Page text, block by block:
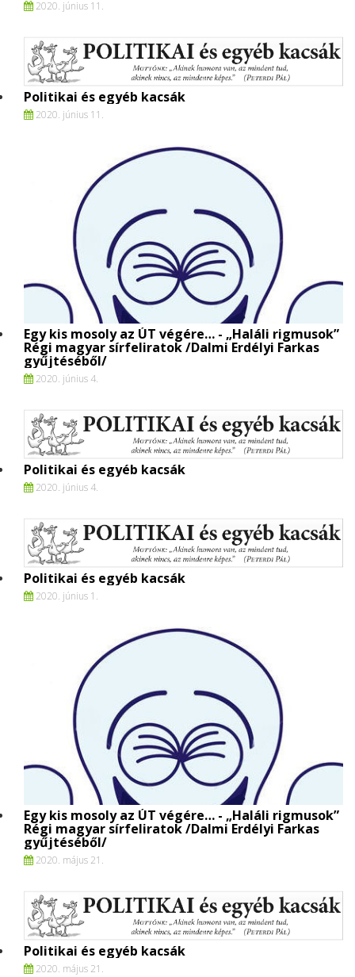
2020. június 11.
Politikai és egyéb kacsák
2020. június 11.
Egy kis mosoly az ÚT végére… - „Haláli rigmusok”
Régi magyar sírfeliratok /Dalmi Erdélyi Farkas
gyűjtéséből/
2020. június 4.
Politikai és egyéb kacsák
2020. június 4.
Politikai és egyéb kacsák
2020. június 1.
Egy kis mosoly az ÚT végére… - „Haláli rigmusok”
Régi magyar sírfeliratok /Dalmi Erdélyi Farkas
gyűjtéséből/
2020. május 21.
Politikai és egyéb kacsák
2020. május 21.